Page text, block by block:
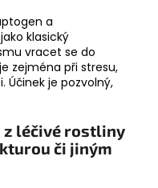
a
klasický
vracet se do
zejména při stresu,
Účinek je pozvolný,
z léčivé rostliny
či jiným